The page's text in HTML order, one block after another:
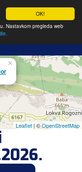
OK!
Nastavkom pregleda web
×
Leaflet | ©OpenStreetMap